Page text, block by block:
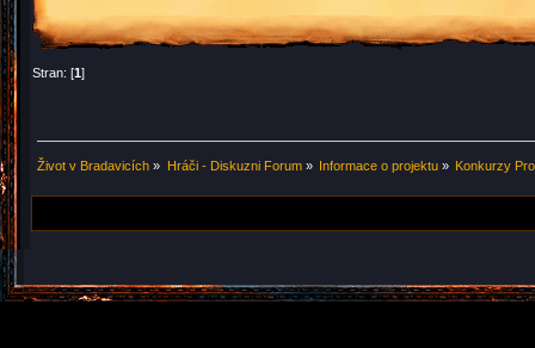
Stran: [1]
Život v Bradavicích » Hráči - Diskuzni Forum» Informace o projektu» Konkurzy